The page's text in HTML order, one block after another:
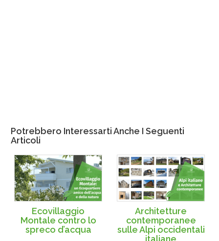
Potrebbero Interessarti Anche I Seguenti
Articoli
Ecovillaggio
Montale contro lo
spreco d’acqua
Architetture
contemporanee
sulle Alpi occidentali
italiane